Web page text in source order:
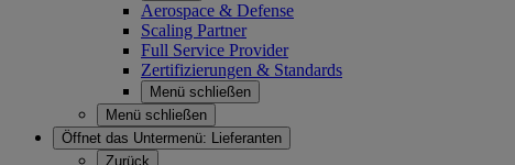
Aerospace & Defense
Scaling Partner
Full Service Provider
Zertifizierungen & Standards
Menü schließen
Menü schließen
Öffnet das Untermenü: Lieferanten
Zurück